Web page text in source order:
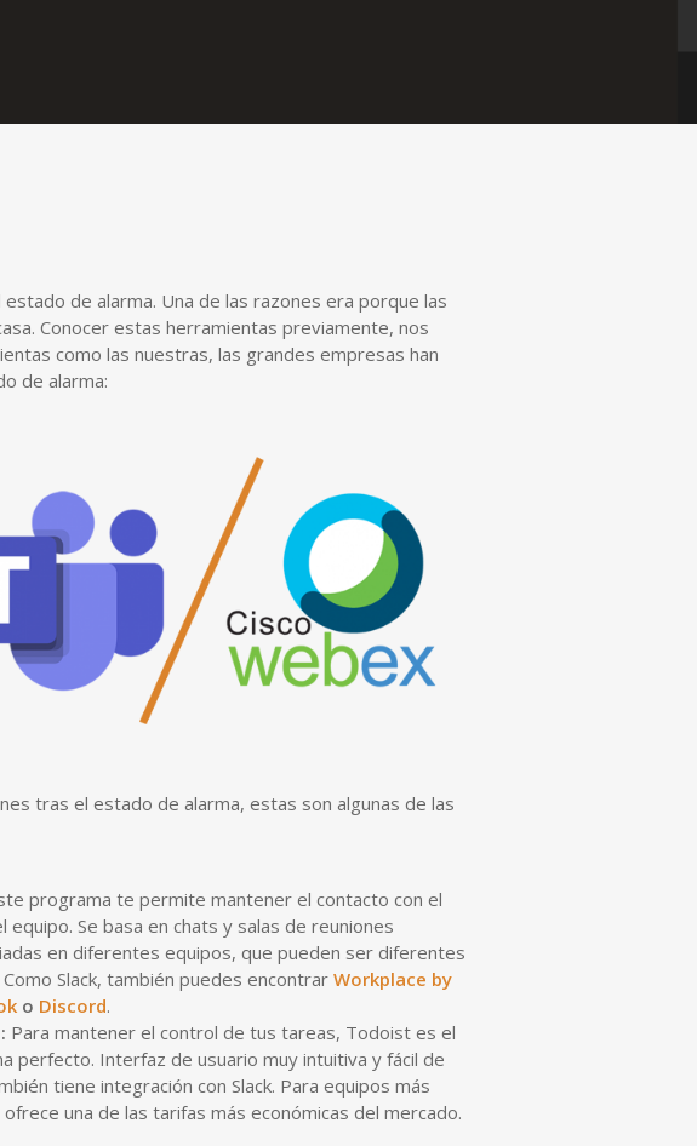
de alarma. Una de las razones era porque las
Conocer estas herramientas previamente, nos
como las nuestras, las grandes empresas han
de alarma:
tras el estado de alarma, estas son algunas de las
programa te permite mantener el contacto con el
equipo. Se basa en chats y salas de reuniones
en diferentes equipos, que pueden ser diferentes
Slack, también puedes encontrarWorkplace by
o Discord.
: Para mantener el control de tus tareas, Todoist es el
perfecto. Interfaz de usuario muy intuitiva y fácil de
tiene integración con Slack. Para equipos más
una de las tarifas más económicas del mercado.